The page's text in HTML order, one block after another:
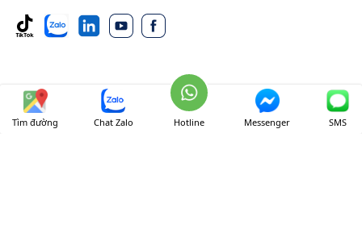
THỜI GIAN LÀM VIỆC
Tìm đường Chat Zalo Hotline Messenger SMS